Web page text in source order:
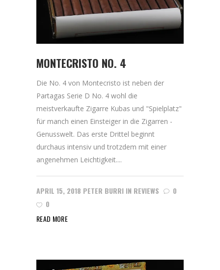
MONTECRISTO NO. 4
Die No. 4 von Montecristo ist neben der
Partagas Serie D No. 4 wohl die
meistverkaufte Zigarre Kubas und "Spielplatz"
für manch einen Einsteiger in die Zigarren -
Genusswelt. Das erste Drittel beginnt
durchaus intensiv und trotzdem mit einer
angenehmen Leichtigkeit....
APRIL 15, 2018 PETER BURRI IN REVIEWS
0
0
READ MORE